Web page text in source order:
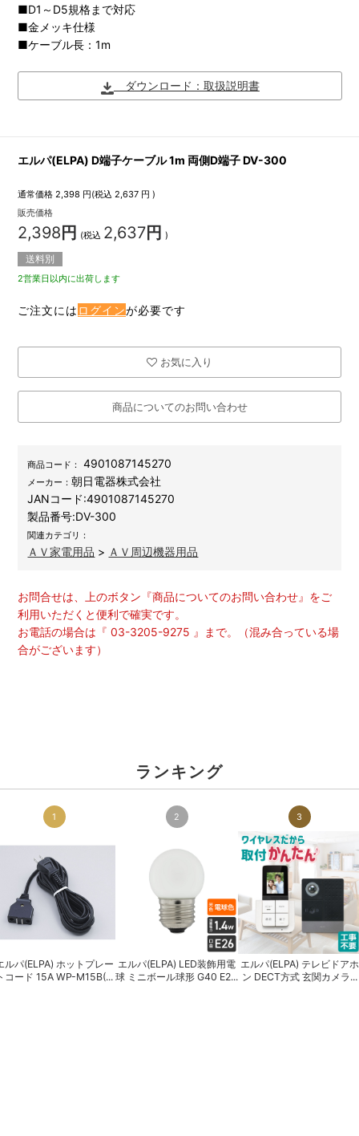
■D1～D5規格まで対応
■金メッキ仕様
■ケーブル長：1m
ダウンロード：取扱説明書
エルパ(ELPA) D端子ケーブル 1m 両側D端子 DV-300
通常価格 2,398 円(税込 2,637 円 )
販売価格
2,398 円 (税込 2,637円 )
送料別
2営業日以内に出荷します
ご注文には ログインが必要です
お気に入り
商品についてのお問い合わせ
商品コード： 4901087145270
メーカー：朝日電器株式会社
JANコード:4901087145270
製品番号:DV-300
関連カテゴリ：
ＡＶ家電用品 > ＡＶ周辺機器用品
お問合せは、上のボタン『商品についてのお問い合わせ』をご
利用いただくと便利で確実です。
お電話の場合は『 03-3205-9275 』まで。（混み合っている場
合がございます）
ランキング
1
ルパ(ELPA) ホットプレー
コード 15A WP-M15B(...
2
エルパ(ELPA) LED装飾用電
球 ミニボール球形 G40 E2...
3
エルパ(ELPA) テレビドアホ
ン DECT方式 玄関カメラ...